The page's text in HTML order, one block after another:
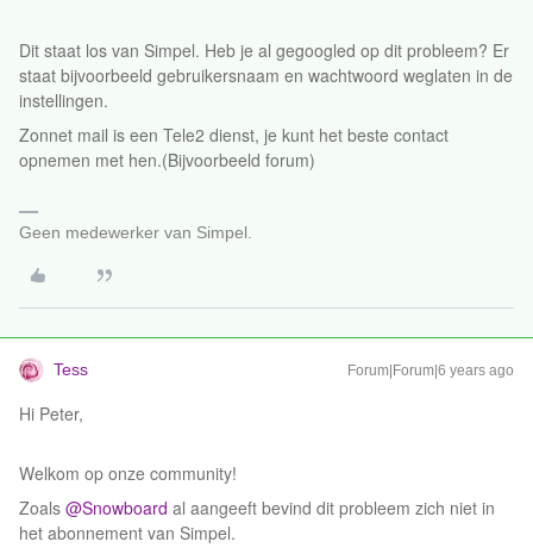
Dit staat los van Simpel. Heb je al gegoogled op dit probleem? Er
staat bijvoorbeeld gebruikersnaam en wachtwoord weglaten in de
instellingen.
Zonnet mail is een Tele2 dienst, je kunt het beste contact
opnemen met hen.(Bijvoorbeeld forum)
Geen medewerker van Simpel.
Tess Forum|Forum|6 years ago
Hi Peter,
Welkom op onze community!
Zoals @Snowboard al aangeeft bevind dit probleem zich niet in
het abonnement van Simpel.